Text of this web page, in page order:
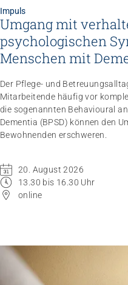
Umgang mit
psychologischen
Demenz
Impuls
Umgang mit
psychologischen
Menschen mit
Der Pflege- und
Mitarbeitende häufig vor
die sogenannten Behavioural
Dementia (BPSD) können den
Bewohnenden erschweren.
20. August 2026
13.30 bis 16.30 Uhr
online